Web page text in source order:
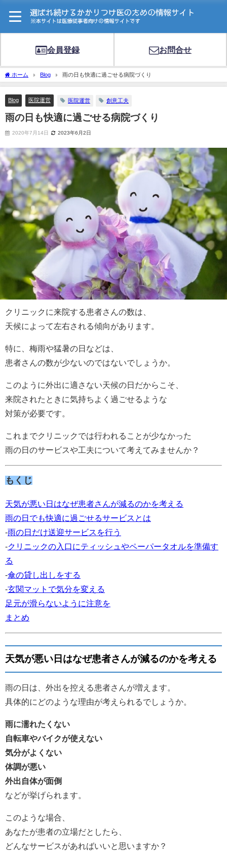
会員登録 お問合せ
ホーム Blog 雨の日も快適に過ごせる病院づくり
Blog 医院運営 医院運営 創意工夫
雨の日も快適に過ごせる病院づくり
2020年7月14日 2023年6月2日
クリニックに来院する患者さんの数は、
天候によって左右される傾向があります。
特に、梅雨や猛暑の日などは、
患者さんの数が少ないのではないでしょうか。
このように外出に適さない天候の日だからこそ、
来院されたときに気持ちよく過ごせるような
対策が必要です。
これまでクリニックでは行われることが少なかった
雨の日のサービスや工夫について考えてみませんか？
もくじ
天気が悪い日はなぜ患者さんが減るのかを考える
雨の日でも快適に過ごせるサービスとは
-雨の日だけ送迎サービスを行う
-クリニックの入口にティッシュやペーパータオルを準備す
る
-傘の貸し出しをする
-玄関マットで気分を変える
足元が滑らないように注意を
まとめ
天気が悪い日はなぜ患者さんが減るのかを考える
雨の日は、外出を控える患者さんが増えます。
具体的にどのような理由が考えられるでしょうか。
雨に濡れたくない
自転車やバイクが使えない
気分がよくない
体調が悪い
外出自体が面倒
などが挙げられます。
このような場合、
あなたが患者の立場だとしたら、
どんなサービスがあればいいと思いますか？